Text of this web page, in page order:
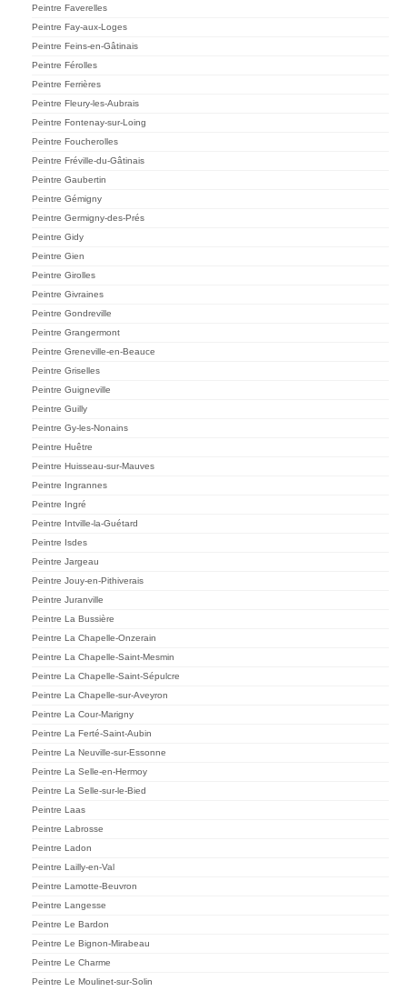
Peintre Faverelles
Peintre Fay-aux-Loges
Peintre Feins-en-Gâtinais
Peintre Férolles
Peintre Ferrières
Peintre Fleury-les-Aubrais
Peintre Fontenay-sur-Loing
Peintre Foucherolles
Peintre Fréville-du-Gâtinais
Peintre Gaubertin
Peintre Gémigny
Peintre Germigny-des-Prés
Peintre Gidy
Peintre Gien
Peintre Girolles
Peintre Givraines
Peintre Gondreville
Peintre Grangermont
Peintre Greneville-en-Beauce
Peintre Griselles
Peintre Guigneville
Peintre Guilly
Peintre Gy-les-Nonains
Peintre Huêtre
Peintre Huisseau-sur-Mauves
Peintre Ingrannes
Peintre Ingré
Peintre Intville-la-Guétard
Peintre Isdes
Peintre Jargeau
Peintre Jouy-en-Pithiverais
Peintre Juranville
Peintre La Bussière
Peintre La Chapelle-Onzerain
Peintre La Chapelle-Saint-Mesmin
Peintre La Chapelle-Saint-Sépulcre
Peintre La Chapelle-sur-Aveyron
Peintre La Cour-Marigny
Peintre La Ferté-Saint-Aubin
Peintre La Neuville-sur-Essonne
Peintre La Selle-en-Hermoy
Peintre La Selle-sur-le-Bied
Peintre Laas
Peintre Labrosse
Peintre Ladon
Peintre Lailly-en-Val
Peintre Lamotte-Beuvron
Peintre Langesse
Peintre Le Bardon
Peintre Le Bignon-Mirabeau
Peintre Le Charme
Peintre Le Moulinet-sur-Solin